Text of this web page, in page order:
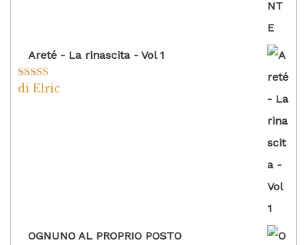
Areté - La rinascita - Vol 1
Valutato5
di Elric
OGNUNO AL PROPRIO POSTO